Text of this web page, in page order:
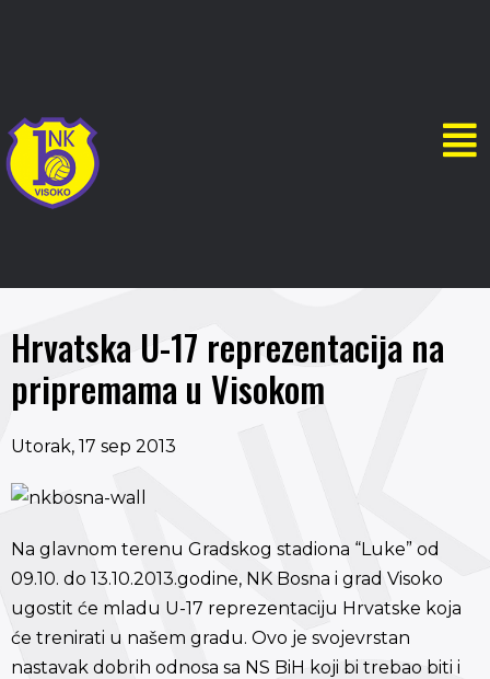
Hrvatska U-17 reprezentacija na
pripremama u Visokom
Utorak, 17 sep 2013
Na glavnom terenu Gradskog stadiona “Luke” od
09.10. do 13.10.2013.godine, NK Bosna i grad Visoko
ugostit će mladu U-17 reprezentaciju Hrvatske koja
će trenirati u našem gradu. Ovo je svojevrstan
nastavak dobrih odnosa sa NS BiH koji bi trebao biti i